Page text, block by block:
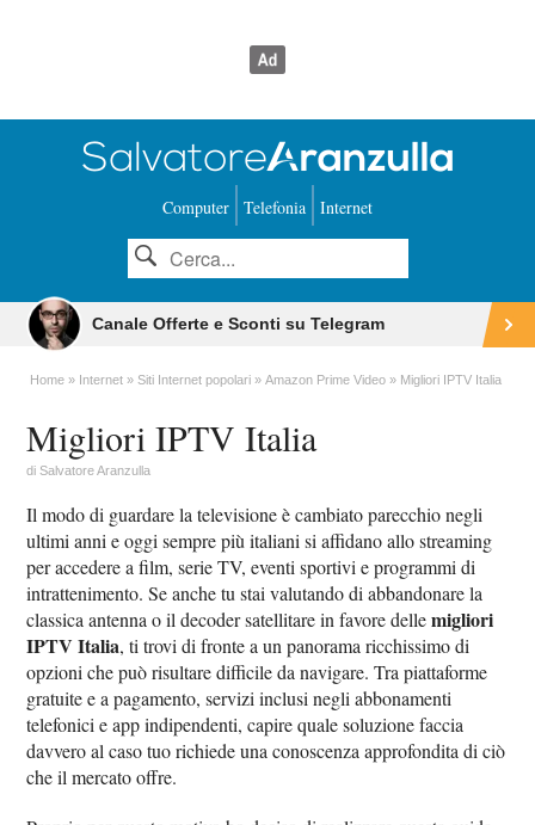
Computer Telefonia Internet
Canale Offerte e Sconti su Telegram
Home Internet Siti Internet popolari Amazon Prime Video Migliori IPTV Italia
Migliori IPTV Italia
diSalvatore Aranzulla
Il modo di guardare la televisione è cambiato parecchio negli
ultimi anni e oggi sempre più italiani si affidano allo streaming
per accedere a film, serie TV, eventi sportivi e programmi di
intrattenimento. Se anche tu stai valutando di abbandonare la
classica antenna o il decoder satellitare in favore dellemigliori
IPTV Italia, ti trovi di fronte a un panorama ricchissimo di
opzioni che può risultare difficile da navigare. Tra piattaforme
gratuite e a pagamento, servizi inclusi negli abbonamenti
telefonici e app indipendenti, capire quale soluzione faccia
davvero al caso tuo richiede una conoscenza approfondita di ciò
che il mercato offre.